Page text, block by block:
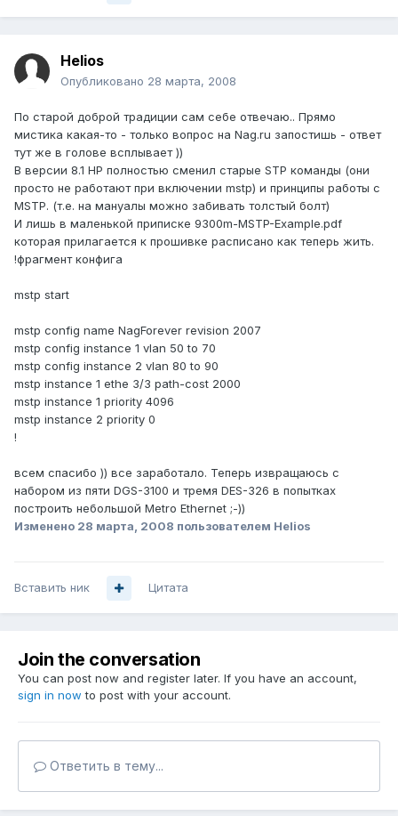
Helios
Опубликовано 28 марта, 2008
По старой доброй традиции сам себе отвечаю.. Прямо
мистика какая-то - только вопрос на Nag.ru запостишь - ответ
тут же в голове всплывает ))
В версии 8.1 HP полностью сменил старые STP команды (они
просто не работают при включении mstp) и принципы работы с
MSTP. (т.е. на мануалы можно забивать толстый болт)
И лишь в маленькой приписке 9300m-MSTP-Example.pdf
которая прилагается к прошивке расписано как теперь жить.
!фрагмент конфига
mstp start
mstp config name NagForever revision 2007
mstp config instance 1 vlan 50 to 70
mstp config instance 2 vlan 80 to 90
mstp instance 1 ethe 3/3 path-cost 2000
mstp instance 1 priority 4096
mstp instance 2 priority 0
!
всем спасибо )) все заработало. Теперь извращаюсь с
набором из пяти DGS-3100 и тремя DES-326 в попытках
построить небольшой Metro Ethernet ;-))
Изменено 28 марта, 2008 пользователем Helios
Вставить ник Цитата
Join the conversation
You can post now and register later. If you have an account,
sign in now to post with your account.
Ответить в тему...